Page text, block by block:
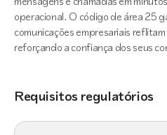
operacional. O código de área 25
comunicações empresariais
reforçando a confiança dos seus
Requisitos regulatórios